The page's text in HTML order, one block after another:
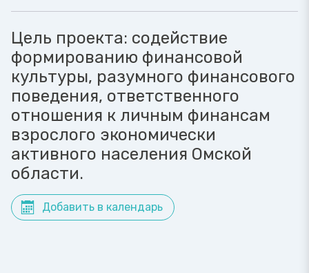
Цель проекта: содействие
формированию финансовой
культуры, разумного финансового
поведения, ответственного
отношения к личным финансам
взрослого экономически
активного населения Омской
области.
Добавить в календарь